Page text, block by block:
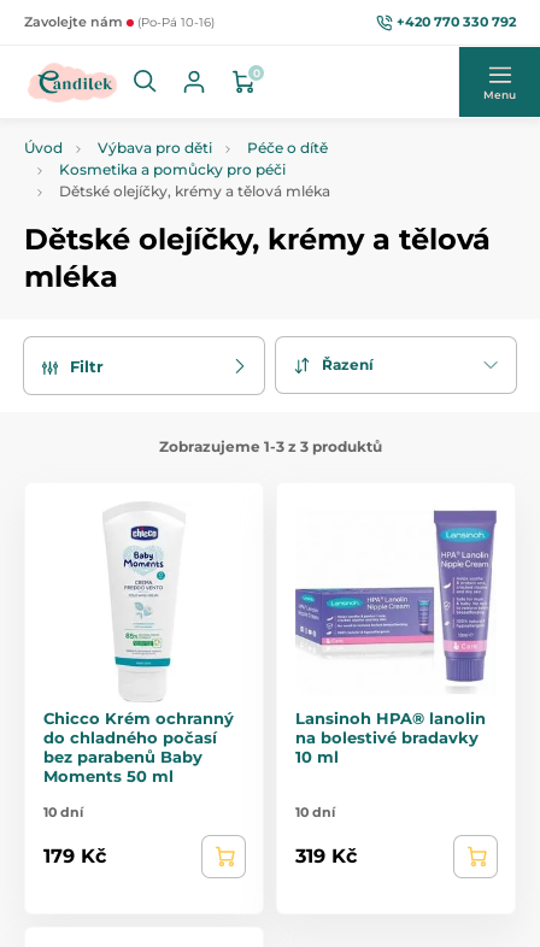
Zavolejte nám (Po-Pá 10-16) +420 770 330 792
0
Menu
Úvod Výbava pro děti
Péče o dítě
Kosmetika a pomůcky pro péči
Dětské olejíčky, krémy a tělová mléka
Dětské olejíčky, krémy a tělová
mléka
Filtr Řazení
Zobrazujeme 1-3 z 3 produktů
Chicco Krém ochranný
do chladného počasí
bez parabenů Baby
Moments 50 ml
10 dní
179 Kč
Lansinoh HPA® lanolin
na bolestivé bradavky
10 ml
10 dní
319 Kč